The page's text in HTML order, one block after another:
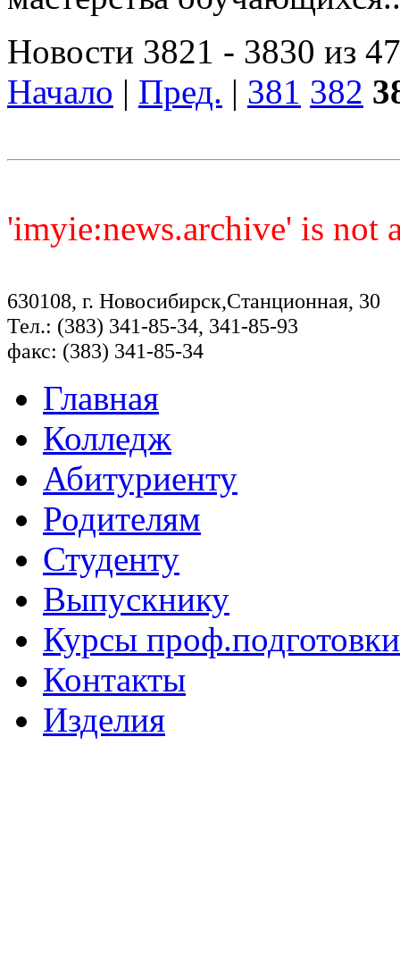
Новости 3821 - 3830 из
Начало | Пред. | 381 382
'imyie:news.archive' is not
630108, г. Новосибирск,Станционная, 30
Тел.: (383) 341-85-34, 341-85-93
факс: (383) 341-85-34
Главная
Колледж
Абитуриенту
Родителям
Студенту
Выпускнику
Курсы проф.подготовки
Контакты
Изделия